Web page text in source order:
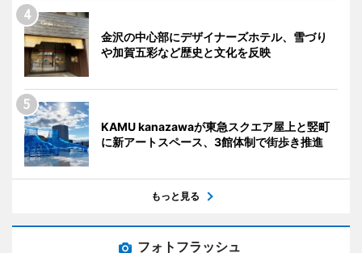
金沢の中心部にデザイナーズホテル、雪づり
や加賀五彩など歴史と文化を反映
KAMU kanazawaが東急スクエア屋上と竪町
に新アートスペース、3館体制で街歩き推進
もっと見る
フォトフラッシュ